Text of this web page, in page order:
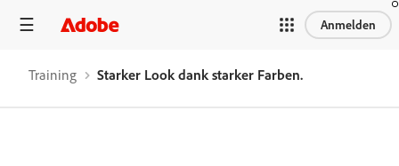
Anmelden
Training Starker Look dank starker Farben.